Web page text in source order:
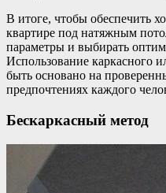
В итоге, чтобы обеспечить
квартире под натяжным
параметры и выбирать
Использование каркасного
быть основано на
предпочтениях каждого
Бескаркасный метод